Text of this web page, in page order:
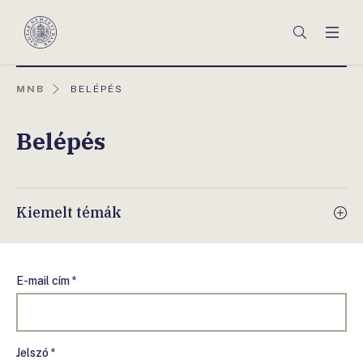
Magyar
Keresés
MNB
AKTUÁLIS
BELÉPÉS
Belépés
Kiemelt témák
E-mail cím *
Jelszó *